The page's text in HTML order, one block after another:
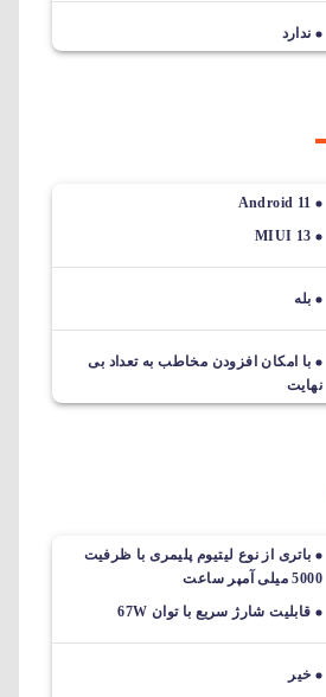
ندارد
Android 11
MIUI 13
بله
با امکان افزودن مخاطب به تعداد بی
نهایت
باتری از نوع لیتیوم پلیمری با ظرفیت
5000 میلی آمپر ساعت
قابلیت شارژ سریع با توان 67W
خیر